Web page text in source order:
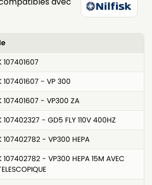
107401607
107401607 - VP 300
107401607 - VP300 ZA
107402327 - GD5 FLY 110V 400HZ
107402782 - VP300 HEPA
107402782 - VP300 HEPA 15M AVEC